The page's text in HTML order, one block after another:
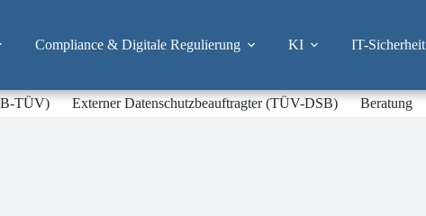
Compliance & Digitale Regulierung KI IT-Sicherheit
TÜV) Externer Datenschutzbeauftragter (TÜV-DSB) Beratung